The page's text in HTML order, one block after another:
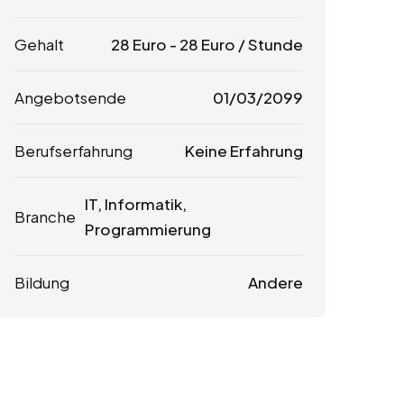
Gehalt 28 Euro - 28 Euro / Stunde
Angebotsende 01/03/2099
Berufserfahrung Keine Erfahrung
Branche
IT, Informatik,
Programmierung
Bildung Andere